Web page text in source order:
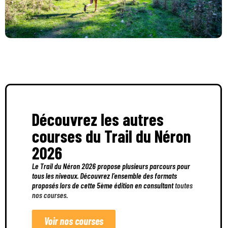
Découvrez les autres
courses du Trail du Néron
2026
Le Trail du Néron 2026 propose plusieurs parcours pour
tous les niveaux. Découvrez l’ensemble des formats
proposés lors de cette 5ème édition en consultanttoutes
nos courses.
Voir nos courses